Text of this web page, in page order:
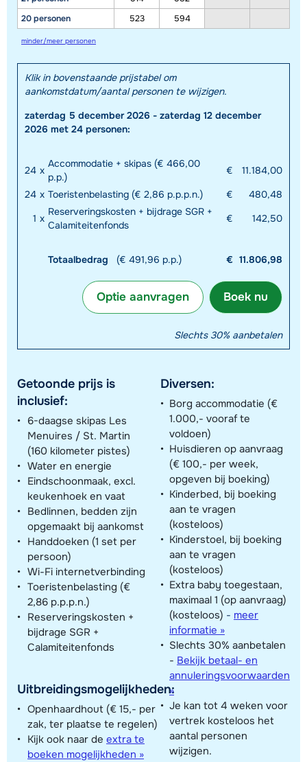
20 personen
523
594
minder/meer personen
Klik in bovenstaande prijstabel om
aankomstdatum/aantal personen te wijzigen.
zaterdag 5 december 2026 - zaterdag 12 december
2026 met 24 personen:
24 x
Accommodatie + skipas (€ 466,00
p.p.)
€
11.184,00
24 x Toeristenbelasting (€ 2,86 p.p.p.n.) €
480,48
1 x
Reserveringskosten + bijdrage SGR +
Calamiteitenfonds
€ 142,50
Totaalbedrag (€ 491,96 p.p.) € 11.806,98
Boek nu
Optie aanvragen
Slechts 30% aanbetalen
Getoonde prijs is
inclusief:
6-daagse skipas Les
Menuires / St. Martin
(160 kilometer pistes)
Water en energie
Eindschoonmaak, excl.
keukenhoek en vaat
Bedlinnen, bedden zijn
opgemaakt bij aankomst
Handdoeken (1 set per
persoon)
Wi-Fi internetverbinding
Toeristenbelasting (€
2,86 p.p.p.n.)
Reserveringskosten +
bijdrage SGR +
Calamiteitenfonds
Uitbreidingsmogelijkheden:
Openhaardhout (€ 15,- per
zak, ter plaatse te regelen)
Kijk ook naar de extra te
boeken mogelijkheden »
Diversen:
Borg accommodatie (€
1.000,- vooraf te
voldoen)
Huisdieren op aanvraag
(€ 100,- per week,
opgeven bij boeking)
Kinderbed, bij boeking
aan te vragen
(kosteloos)
Kinderstoel, bij boeking
aan te vragen
(kosteloos)
Extra baby toegestaan,
maximaal 1 (op aanvraag)
(kosteloos) - meer
informatie »
Slechts 30% aanbetalen
- Bekijk betaal- en
annuleringsvoorwaarden
»
Je kan tot 4 weken voor
vertrek kosteloos het
aantal personen
wijzigen.